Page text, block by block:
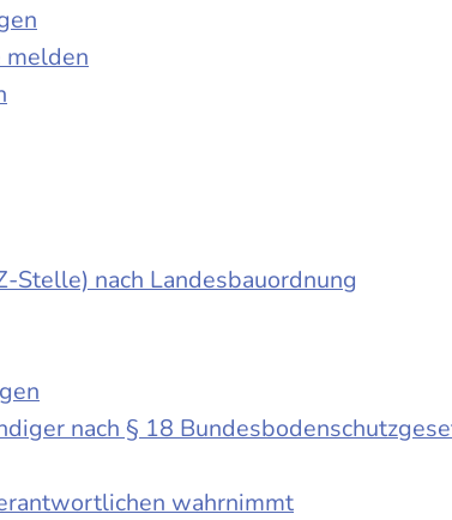
melden
nach Landesbauordnung
nach § 18
wahrnimmt